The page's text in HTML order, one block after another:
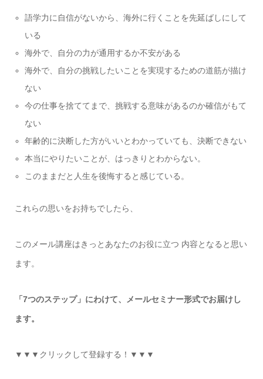
語学力に自信がないから、海外に行くことを先延ばしにして
いる
海外で、自分の力が通用するか不安がある
海外で、自分の挑戦したいことを実現するための道筋が描け
ない
今の仕事を捨ててまで、挑戦する意味があるのか確信がもて
ない
年齢的に決断した方がいいとわかっていても、決断できない
本当にやりたいことが、はっきりとわからない。
このままだと人生を後悔すると感じている。
これらの思いをお持ちでしたら、
このメール講座はきっとあなたのお役に立つ 内容となると思い
ます。
「7つのステップ」にわけて、メールセミナー形式でお届けし
ます。
▼▼▼クリックして登録する！▼▼▼